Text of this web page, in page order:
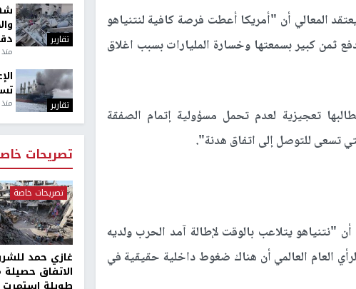
المعالي أن "أمريكا أعطت فرصة كافية لنتنياهو
ثمن كبير بسمعتها وخسارة المليارات بسبب اغلاق
تعجيزية لعدم تحمل مسؤولية إتمام الصفقة
تسعى للتوصل إلى اتفاق هدنة".
"نتنياهو يتلاعب بالوقت لإطالة آمد الحرب ولديه
العام العالمي أن هناك ضغوط داخلية حقيقية في
تقارير
منذ 11 ثانية
تقارير منذ 9
تصريحات
تصريحات خاصة
غازي حمد
الاتفاق